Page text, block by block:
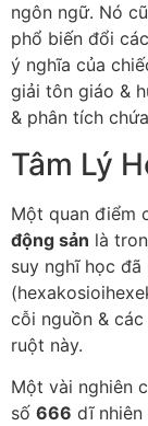
ngôn ngữ. Nó
phổ biến đổi
ý nghĩa của
giải tôn giáo &
& phân tích
Tâm Lý
Một quan điểm
động sản là
suy nghĩ học
cỗi nguồn &
ruột này.
Một vài nghiên
số 666 dĩ